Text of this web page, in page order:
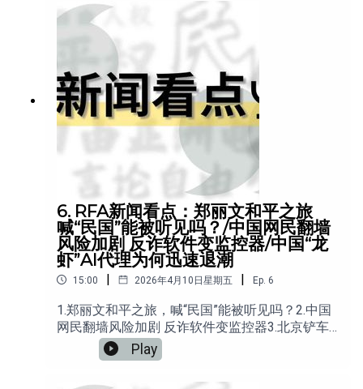
后被触及的禁区
6. RFA新闻看点：郑丽文和平之旅
喊“民国”能被听见吗？/中国网民翻墙
风险加剧 反诈软件变监控器/中国“龙
虾”AI代理为何迅速退潮
15:00 | 2026年4月10日星期五 | Ep. 6
1.郑丽文和平之旅，喊“民国”能被听见吗？2.中国
网民翻墙风险加剧 反诈软件变监控器3.北京铲车
无差别撞人 社会又“献忠”？4.中国清明档电影集中
上映 官方强化叙事推介结构 5.中国“龙虾”AI代理
Play